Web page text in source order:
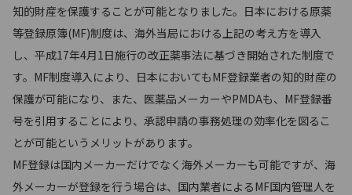
知的財産を保護することが可能となりました。日本における原薬
等登録原簿(MF)制度は、海外当局における上記の考え方を導入
し、平成17年4月1日施行の改正薬事法に基づき開始された制度で
す。MF制度導入により、日本においてもMF登録業者の知的財産の
保護が可能になり、また、医薬品メーカーやPMDAも、MF登録番
号を引用することにより、承認申請の事務処理の効率化を図るこ
とが可能というメリットがあります。
MF登録は国内メーカーだけでなく海外メーカーも可能ですが、海
外メーカーが登録を行う場合は、国内業者によるMF国内管理人を